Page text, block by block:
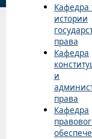
Кафедра
истории
права
Кафедра
и
права
Кафедра